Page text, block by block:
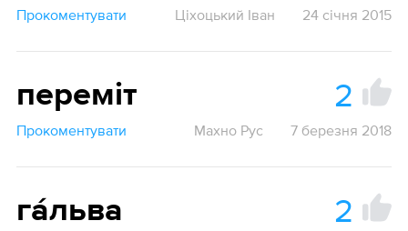
Прокоментувати Ціхоцький Іван 24 січня 2015
переміт 2
Прокоментувати Махно Рус 7 березня 2018
га́льва 2